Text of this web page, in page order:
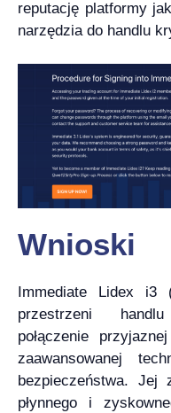
reputację platformy
narzędzia do handlu
Wnioski
Immediate Lidex
przestrzeni
połączenie
zaawansowanej
bezpieczeństwa. Jej
płynnego i